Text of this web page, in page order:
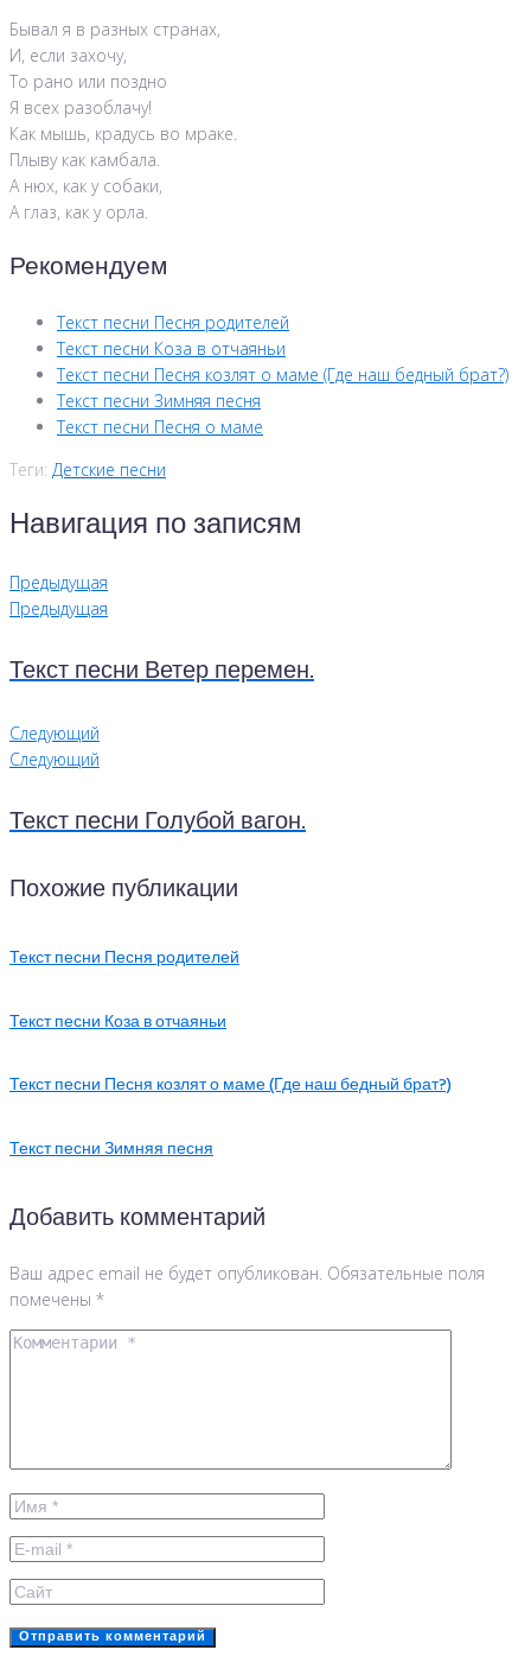
Бывал я в разных странах,
И, если захочу,
То рано или поздно
Я всех разоблачу!
Как мышь, крадусь во мраке.
Плыву как камбала.
А нюх, как у собаки,
А глаз, как у орла.
Рекомендуем
Текст песни Песня родителей
Текст песни Коза в отчаяньи
Текст песни Песня козлят о маме (Где наш бедный брат?)
Текст песни Зимняя песня
Текст песни Песня о маме
Теги: Детские песни
Навигация по записям
Предыдущая
Предыдущая
Текст песни Ветер перемен.
Следующий
Следующий
Текст песни Голубой вагон.
Похожие публикации
Текст песни Песня родителей
Текст песни Коза в отчаяньи
Текст песни Песня козлят о маме (Где наш бедный брат?)
Текст песни Зимняя песня
Добавить комментарий
Ваш адрес email не будет опубликован. Обязательные поля
помечены *